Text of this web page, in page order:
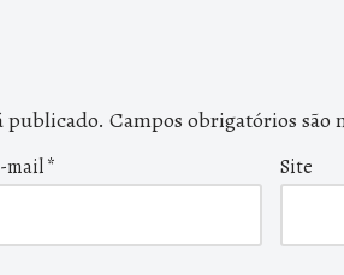
publicado. Campos obrigatórios são
mail* Site